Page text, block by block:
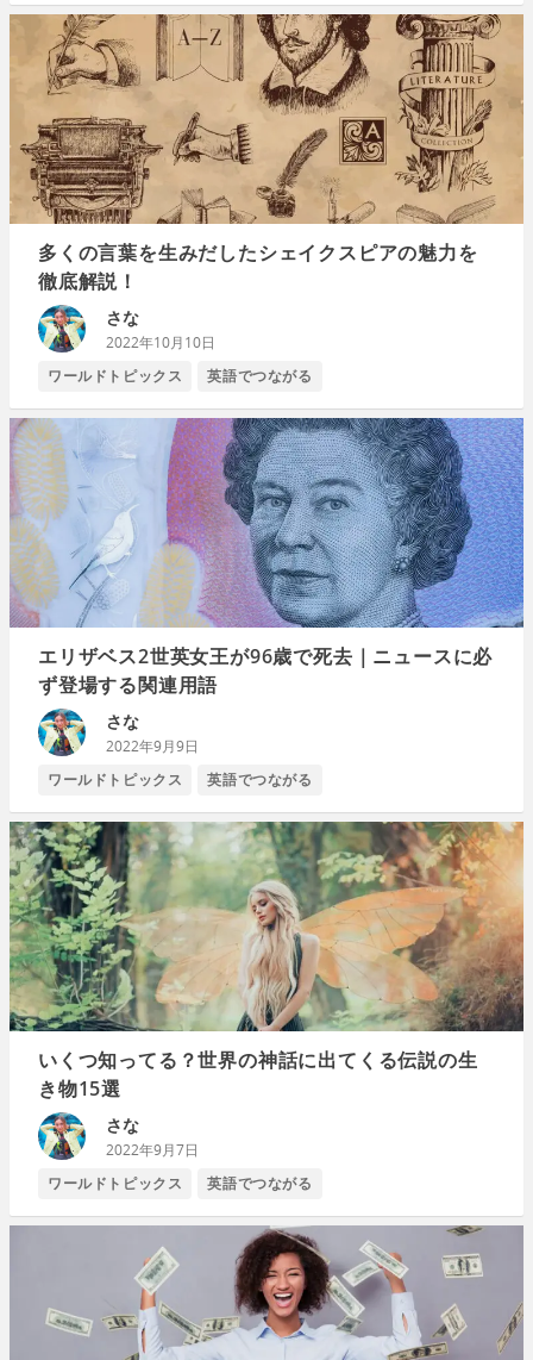
多くの言葉を生みだしたシェイクスピアの魅力を
徹底解説！
さな
2022年10月10日
ワールドトピックス
英語でつながる
エリザベス2世英女王が96歳で死去｜ニュースに必
ず登場する関連用語
さな
2022年9月9日
ワールドトピックス
英語でつながる
いくつ知ってる？世界の神話に出てくる伝説の生
き物15選
さな
2022年9月7日
ワールドトピックス
英語でつながる